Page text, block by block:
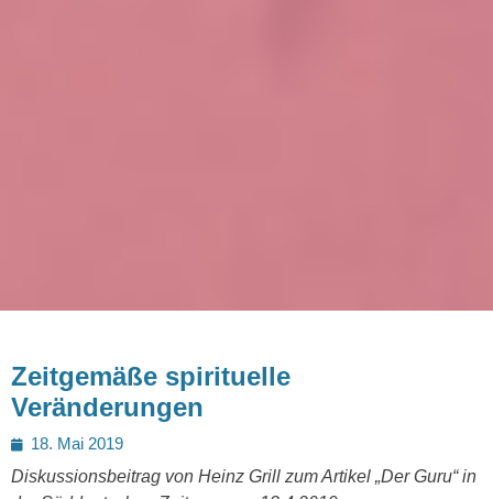
Zeitgemäße spirituelle
Veränderungen
Posted
on
18. Mai 2019
Diskussionsbeitrag von Heinz Grill zum Artikel „Der Guru“ in